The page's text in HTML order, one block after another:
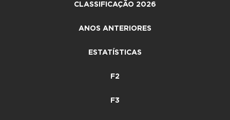
CLASSIFICAÇÃO 2026
ANOS ANTERIORES
ESTATÍSTICAS
F2
F3